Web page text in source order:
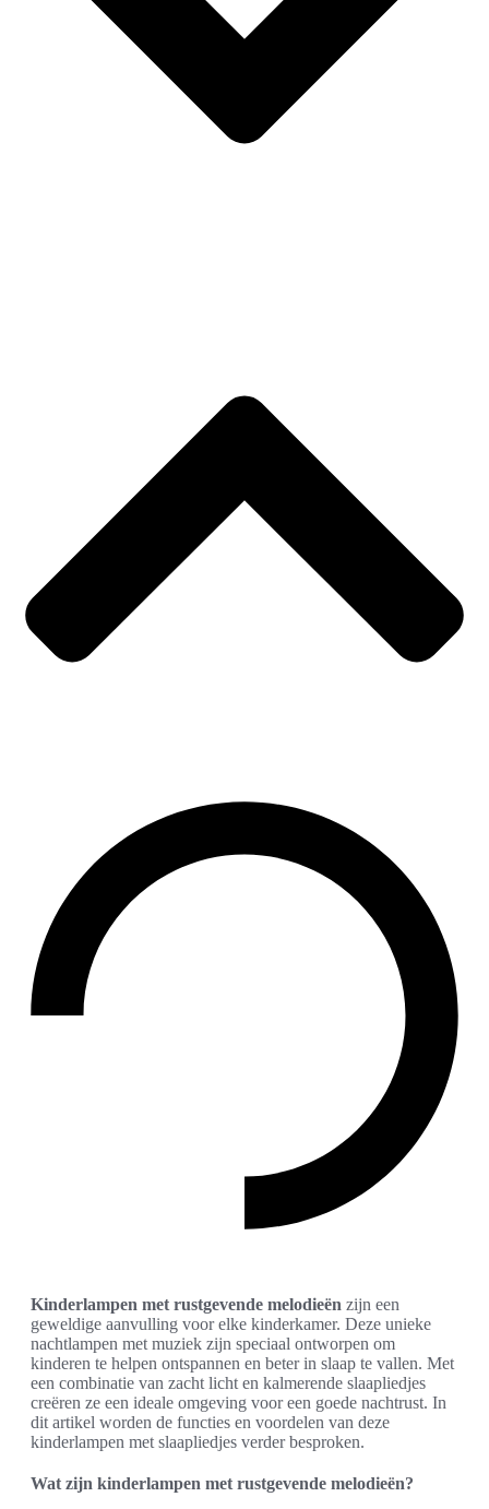
Kinderlampen met rustgevende melodieën zijn een
geweldige aanvulling voor elke kinderkamer. Deze unieke
nachtlampen met muziek zijn speciaal ontworpen om
kinderen te helpen ontspannen en beter in slaap te vallen. Met
een combinatie van zacht licht en kalmerende slaapliedjes
creëren ze een ideale omgeving voor een goede nachtrust. In
dit artikel worden de functies en voordelen van deze
kinderlampen met slaapliedjes verder besproken.
Wat zijn kinderlampen met rustgevende melodieën?